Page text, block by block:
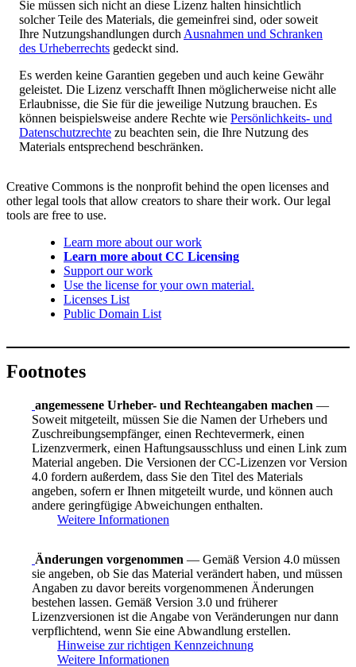
Sie müssen sich nicht an diese Lizenz halten hinsichtlich
solcher Teile des Materials, die gemeinfrei sind, oder soweit
Ihre Nutzungshandlungen durch Ausnahmen und Schranken
des Urheberrechts gedeckt sind.
Es werden keine Garantien gegeben und auch keine Gewähr
geleistet. Die Lizenz verschafft Ihnen möglicherweise nicht alle
Erlaubnisse, die Sie für die jeweilige Nutzung brauchen. Es
können beispielsweise andere Rechte wie Persönlichkeits- und
Datenschutzrechte zu beachten sein, die Ihre Nutzung des
Materials entsprechend beschränken.
Creative Commons is the nonprofit behind the open licenses and
other legal tools that allow creators to share their work. Our legal
tools are free to use.
Learn more about our work
Learn more about CC Licensing
Support our work
Use the license for your own material.
Licenses List
Public Domain List
Footnotes
angemessene Urheber- und Rechteangaben machen —
Soweit mitgeteilt, müssen Sie die Namen der Urhebers und
Zuschreibungsempfänger, einen Rechtevermerk, einen
Lizenzvermerk, einen Haftungsausschluss und einen Link zum
Material angeben. Die Versionen der CC-Lizenzen vor Version
4.0 fordern außerdem, dass Sie den Titel des Materials
angeben, sofern er Ihnen mitgeteilt wurde, und können auch
andere geringfügige Abweichungen enthalten.
Weitere Informationen
Änderungen vorgenommen — Gemäß Version 4.0 müssen
sie angeben, ob Sie das Material verändert haben, und müssen
Angaben zu davor bereits vorgenommenen Änderungen
bestehen lassen. Gemäß Version 3.0 und früherer
Lizenzversionen ist die Angabe von Veränderungen nur dann
verpflichtend, wenn Sie eine Abwandlung erstellen.
Hinweise zur richtigen Kennzeichnung
Weitere Informationen